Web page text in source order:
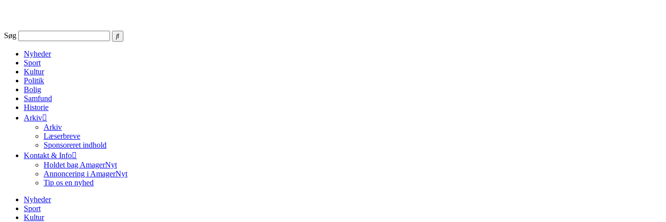
Søg
Nyheder
Sport
Kultur
Politik
Bolig
Samfund
Historie
Arkiv
Arkiv
Læserbreve
Sponsoreret indhold
Kontakt & Info
Holdet bag AmagerNyt
Annoncering i AmagerNyt
Tip os en nyhed
Nyheder
Sport
Kultur